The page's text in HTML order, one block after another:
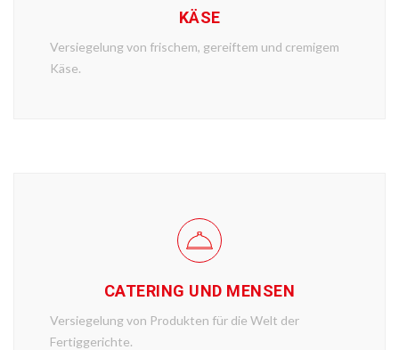
KÄSE
Versiegelung von frischem, gereiftem und cremigem
Käse.
CATERING UND MENSEN
Versiegelung von Produkten für die Welt der
Fertiggerichte.